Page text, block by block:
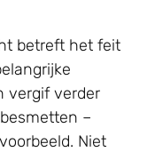
betreft het feit
vergif verder
–
Niet